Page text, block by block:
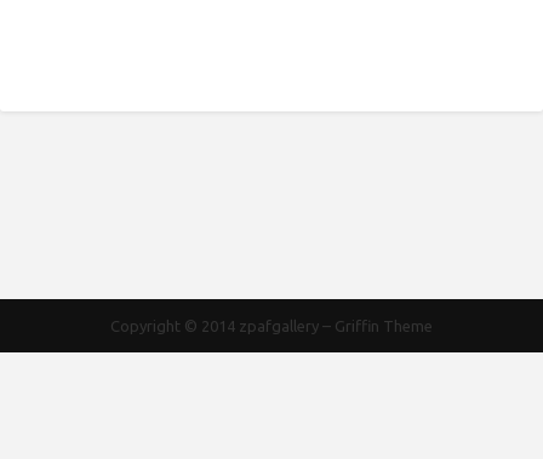
Copyright © 2014 zpafgallery – Griffin Theme